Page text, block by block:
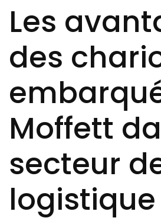
Les
des
Moffett
secteur
logistique